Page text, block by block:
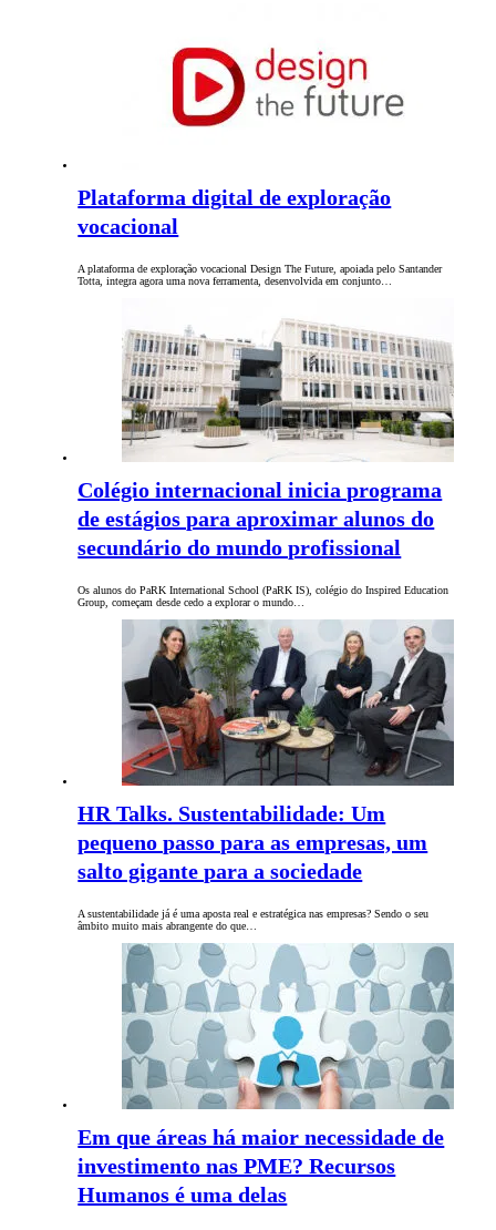
Plataforma digital de exploração
vocacional
A plataforma de exploração vocacional Design The Future, apoiada pelo Santander
Totta, integra agora uma nova ferramenta, desenvolvida em conjunto…
Colégio internacional inicia programa
de estágios para aproximar alunos do
secundário do mundo profissional
Os alunos do PaRK International School (PaRK IS), colégio do Inspired Education
Group, começam desde cedo a explorar o mundo…
HR Talks. Sustentabilidade: Um
pequeno passo para as empresas, um
salto gigante para a sociedade
A sustentabilidade já é uma aposta real e estratégica nas empresas? Sendo o seu
âmbito muito mais abrangente do que…
Em que áreas há maior necessidade de
investimento nas PME? Recursos
Humanos é uma delas